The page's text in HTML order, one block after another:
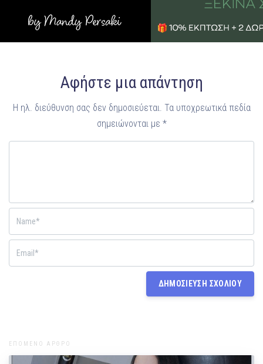
Αφήστε μια απάντηση
Η ηλ. διεύθυνση σας δεν δημοσιεύεται. Τα υποχρεωτικά πεδία
σημειώνονται με *
ΕΠΟΜΕΝΟ ΑΡΘΡΟ